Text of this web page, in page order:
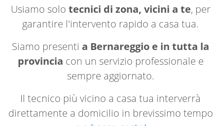
Usiamo solo tecnici di zona, vicini a te, per
garantire l'intervento rapido a casa tua.
Siamo presenti a Bernareggio e in tutta la
provincia con un servizio professionale e
sempre aggiornato.
Il tecnico più vicino a casa tua interverrà
direttamente a domicilio in brevissimo tempo